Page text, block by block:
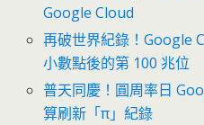
Google Cloud
再破世界紀錄！Google
小數點後的第 100 兆位
普天同慶！圓周率日
算刷新「π」紀錄